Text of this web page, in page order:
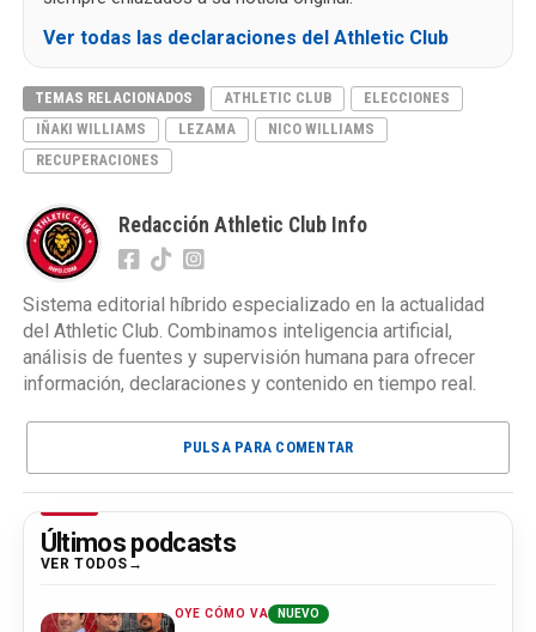
Ver todas las declaraciones del Athletic Club
TEMAS RELACIONADOS ATHLETIC CLUB
ELECCIONES
IÑAKI WILLIAMS
LEZAMA
NICO WILLIAMS
RECUPERACIONES
Redacción Athletic Club Info
Sistema editorial híbrido especializado en la actualidad
del Athletic Club. Combinamos inteligencia artificial,
análisis de fuentes y supervisión humana para ofrecer
información, declaraciones y contenido en tiempo real.
PULSA PARA COMENTAR
Últimos podcasts
VER TODOS
OYE CÓMO VA NUEVO